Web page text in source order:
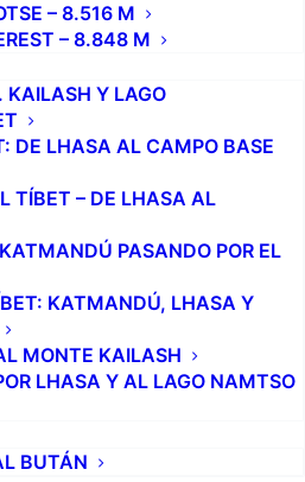
– 8.516 M
– 8.848 M
Y LAGO
DE LHASA AL CAMPO BASE
TÍBET – DE LHASA AL
PASANDO POR EL
KATMANDÚ, LHASA Y
MONTE KAILASH
LHASA Y AL LAGO NAMTSO
BUTÁN
en poner en peligro la
el cuerpo al dolor de subir,
nubes, por laderas heladas.
el campo de juegos
y alpinistas de todo tipo,
más alto de 6000 metros,
alcanzar con éxito en las
Peakes relativamente fácil
una buena condición física y
a gran altitud. No se te
la
solicitar un permiso de